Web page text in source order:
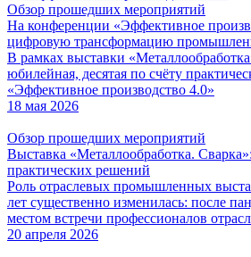
Обзор прошедших мероприятий
На конференции «Эффективное
цифровую трансформацию
В рамках выставки
юбилейная, десятая по счёту
«Эффективное производство 4.0»
18 мая 2026
Обзор прошедших мероприятий
Выставка «Металлообработка.
практических решений
Роль отраслевых промышленных
лет существенно изменилась: после
местом встречи профессионалов
20 апреля 2026